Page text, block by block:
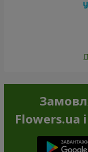
Flowers.ua